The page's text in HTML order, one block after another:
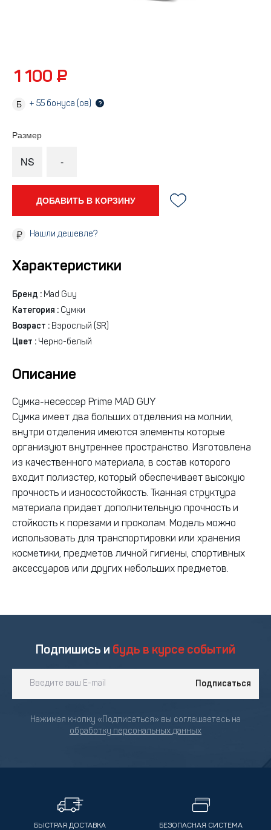
1 100 ₽
+ 55 бонуса (ов) ?
Размер
NS -
ДОБАВИТЬ В КОРЗИНУ
Нашли дешевле?
Характеристики
Бренд : Mad Guy
Категория : Сумки
Возраст : Взрослый (SR)
Цвет : Черно-белый
Описание
Сумка-несессер Prime MAD GUY
Сумка имеет два больших отделения на молнии,
внутри отделения имеются элементы которые
организуют внутреннее пространство. Изготовлена
из качественного материала, в состав которого
входит полиэстер, который обеспечивает высокую
прочность и износостойкость. Тканная структура
материала придает дополнительную прочность и
стойкость к порезами и проколам. Модель можно
использовать для транспортировки или хранения
косметики, предметов личной гигиены, спортивных
аксессуаров или других небольших предметов.
Подпишись и будь в курсе событий
Подписаться
Нажимая кнопку «Подписаться» вы соглашаетесь на
обработку персональных данных
БЫСТРАЯ ДОСТАВКА
БЕЗОПАСНАЯ СИСТЕМА